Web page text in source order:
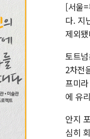
[서울
다. 지
제외
토트
2차전
프미
에 유
안지
심히